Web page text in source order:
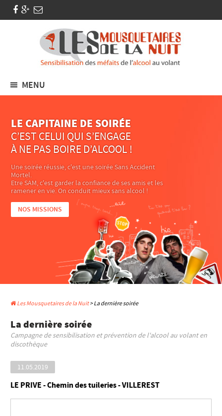
MENU
LE CAPITAINE DE SOIRÉE
C’EST CELUI QUI S’ENGAGE
À NE PAS BOIRE D’ALCOOL !
Une soirée réussie, c'est une soirée Sans Accident
Mortel.
Etre SAM, c'est garder la confiance de ses amis et les
ramener en vie. On conduit mieux sans alcool !
NOS MISSIONS
Les Mousquetaires de la Nuit> La dernière soirée
La dernière soirée
Campagne de sensibilisation et prévention de l'alcool au volant en
discothèque
11.05.2019
LE PRIVE - Chemin des tuileries - VILLEREST